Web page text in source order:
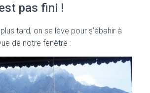
pas fini !
tard, on se lève pour s’ébahir à
de notre fenêtre :